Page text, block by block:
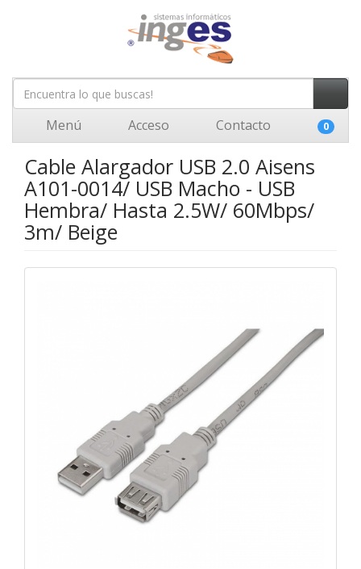
Menú Acceso Contacto 0
Cable Alargador USB 2.0 Aisens
A101-0014/ USB Macho - USB
Hembra/ Hasta 2.5W/ 60Mbps/
3m/ Beige